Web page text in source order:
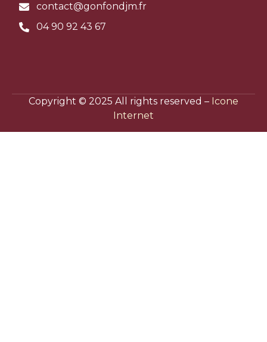
contact@gonfondjm.fr
04 90 92 43 67
Copyright © 2025 All rights reserved – Icone
Internet